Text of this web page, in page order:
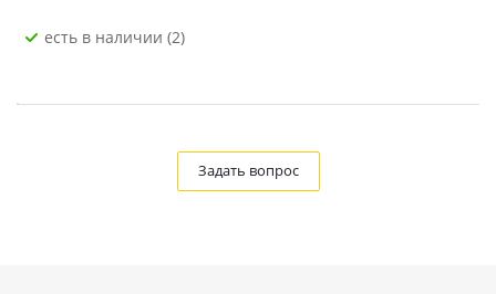
Есть в наличии (2)
Задать вопрос